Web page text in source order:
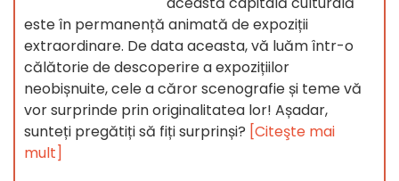
este în permanență animată de expoziții
extraordinare. De data aceasta, vă luăm într-o
călătorie de descoperire a expozițiilor
neobișnuite, cele a căror scenografie și teme vă
vor surprinde prin originalitatea lor! Așadar,
sunteți pregătiți să fiți surprinși? [Citeşte mai
mult]